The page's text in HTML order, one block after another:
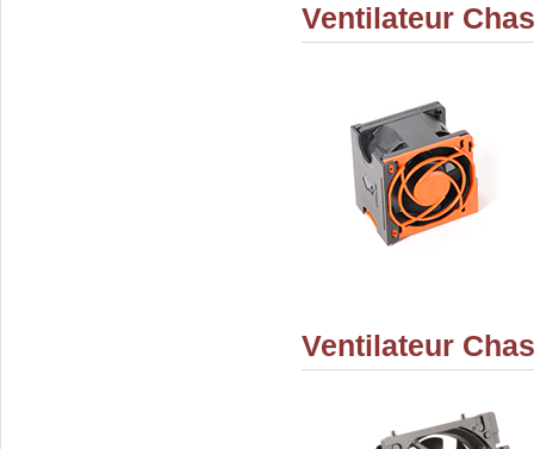
Ventilateur
Ventilateur